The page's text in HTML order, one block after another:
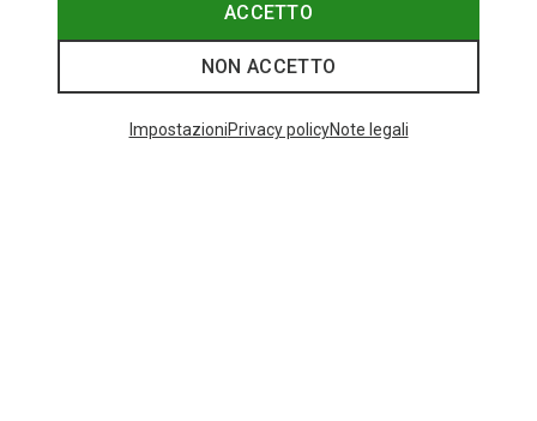
Categories speciali
ACCETTO
NON ACCETTO
ImpostazioniPrivacy policyNote legali